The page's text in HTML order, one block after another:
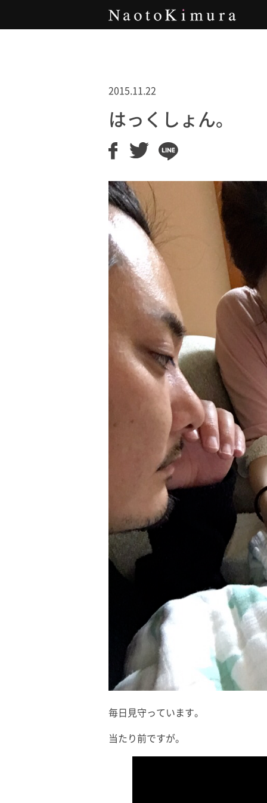
2015.11.22
はっくしょん。
毎日見守っています。
当たり前ですが。